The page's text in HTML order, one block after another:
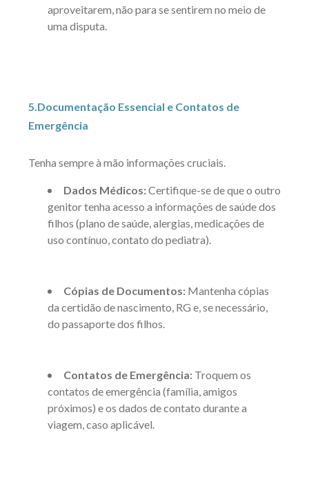
aproveitarem, não para se sentirem no meio de
uma disputa.
5.Documentação Essencial e Contatos de
Emergência
Tenha sempre à mão informações cruciais.
Dados Médicos:Certifique-se de que o outro
genitor tenha acesso a informações de saúde dos
filhos (plano de saúde, alergias, medicações de
uso contínuo, contato do pediatra).
Cópias de Documentos: Mantenha cópias
da certidão de nascimento, RG e, se necessário,
do passaporte dos filhos.
Contatos de Emergência: Troquem os
contatos de emergência (família, amigos
próximos) e os dados de contato durante a
viagem, caso aplicável.